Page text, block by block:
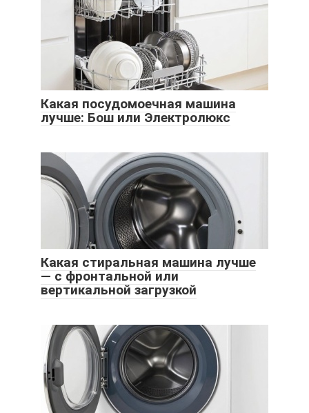
Какая посудомоечная машина
лучше: Бош или Электролюкс
Какая стиральная машина лучше
— с фронтальной или
вертикальной загрузкой